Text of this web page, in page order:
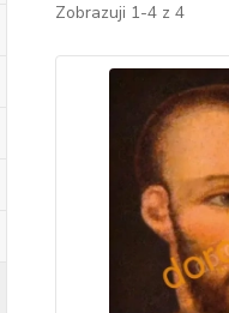
Zobrazuji 1-4 z 4